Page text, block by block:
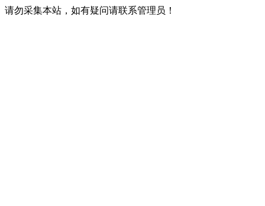
请勿采集本站，如有疑问请联系管理员！